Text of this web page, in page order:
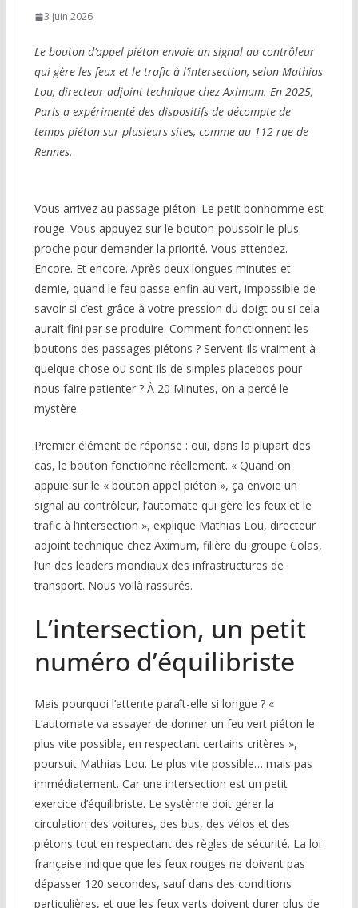
3 juin 2026
Le bouton d’appel piéton envoie un signal au contrôleur
qui gère les feux et le trafic à l’intersection, selon Mathias
Lou, directeur adjoint technique chez Aximum. En 2025,
Paris a expérimenté des dispositifs de décompte de
temps piéton sur plusieurs sites, comme au 112 rue de
Rennes.
Vous arrivez au passage piéton. Le petit bonhomme est
rouge. Vous appuyez sur le bouton-poussoir le plus
proche pour demander la priorité. Vous attendez.
Encore. Et encore. Après deux longues minutes et
demie, quand le feu passe enfin au vert, impossible de
savoir si c’est grâce à votre pression du doigt ou si cela
aurait fini par se produire. Comment fonctionnent les
boutons des passages piétons ? Servent-ils vraiment à
quelque chose ou sont-ils de simples placebos pour
nous faire patienter ? À 20 Minutes, on a percé le
mystère.
Premier élément de réponse : oui, dans la plupart des
cas, le bouton fonctionne réellement. « Quand on
appuie sur le « bouton appel piéton », ça envoie un
signal au contrôleur, l’automate qui gère les feux et le
trafic à l’intersection », explique Mathias Lou, directeur
adjoint technique chez Aximum, filière du groupe Colas,
l’un des leaders mondiaux des infrastructures de
transport. Nous voilà rassurés.
L’intersection, un petit
numéro d’équilibriste
Mais pourquoi l’attente paraît-elle si longue ? «
L’automate va essayer de donner un feu vert piéton le
plus vite possible, en respectant certains critères »,
poursuit Mathias Lou. Le plus vite possible… mais pas
immédiatement. Car une intersection est un petit
exercice d’équilibriste. Le système doit gérer la
circulation des voitures, des bus, des vélos et des
piétons tout en respectant des règles de sécurité. La loi
française indique que les feux rouges ne doivent pas
dépasser 120 secondes, sauf dans des conditions
particulières, et que les feux verts doivent durer plus de